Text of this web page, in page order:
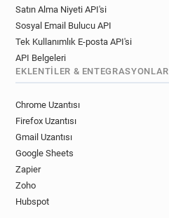
Satın Alma Niyeti API'si
Sosyal Email Bulucu API
Tek Kullanımlık E-posta API'si
API Belgeleri
EKLENTILER & ENTEGRASYONLAR
Chrome Uzantısı
Firefox Uzantısı
Gmail Uzantısı
Google Sheets
Zapier
Zoho
Hubspot